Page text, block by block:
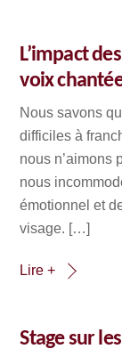
L’impact
voix
Nous savons
difficiles à
nous n’aimons
nous
émotionnel et
visage. […]
Lire +
Stage sur